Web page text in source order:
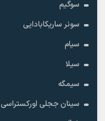
سوگیم
سونر ساریکابادایی
سیام
سیلا
سیمگه
سینان ججلی اورکستراسی